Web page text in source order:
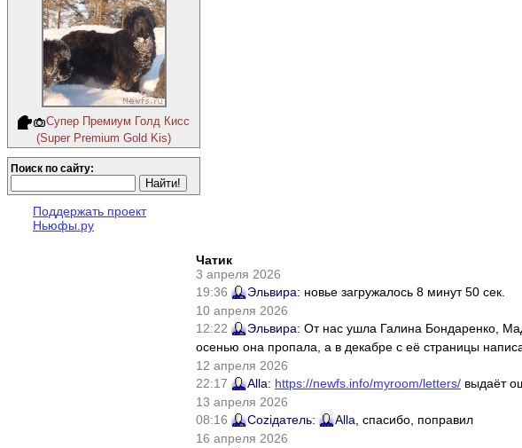
Супер Премиум Голд Кисс
(Super Premium Gold Kis)
Поиск по сайту:
Поддержать проект
Ньюфы.ру
Чатик
3 апреля 2026
19:36
Эльвира: новье загружалось 8 минут 50 сек.
10 апреля 2026
12:22
Эльвира: От нас ушла Галина Бондаренко,
осенью она пропала, а в декабре с её страницы
12 апреля 2026
22:17
Alla: https://newfs.info/myroom/letters/ выдаёт
13 апреля 2026
08:16
Соziдатель: Alla , спасибо, поправил
16 апреля 2026